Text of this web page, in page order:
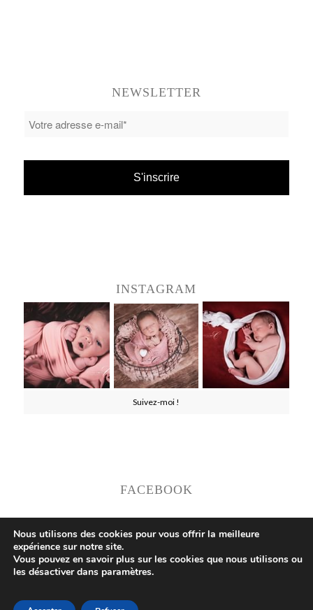
NEWSLETTER
INSTAGRAM
Suivez-moi !
FACEBOOK
Nous utilisons des cookies pour vous offrir la meilleure
expérience sur notre site.
Vous pouvez en savoir plus sur les cookies que nous utilisons ou
les désactiver dans paramètres.